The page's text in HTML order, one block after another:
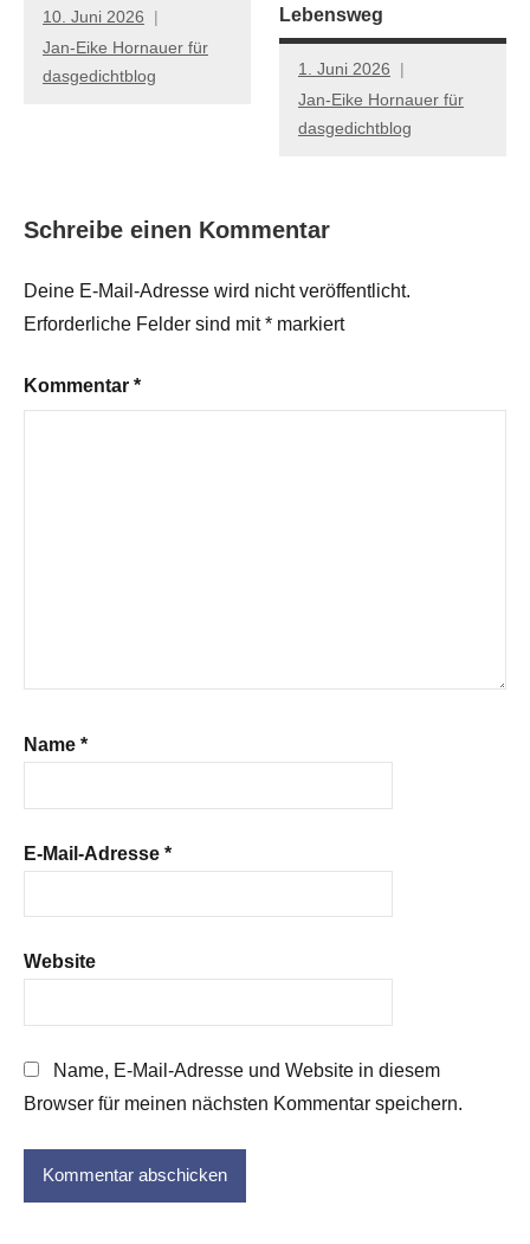
10. Juni 2026
Jan-Eike Hornauer für
dasgedichtblog
Lebensweg
1. Juni 2026
Jan-Eike Hornauer für
dasgedichtblog
Schreibe einen Kommentar
Deine E-Mail-Adresse wird nicht veröffentlicht.
Erforderliche Felder sind mit* markiert
Kommentar *
Name *
E-Mail-Adresse *
Website
Name, E-Mail-Adresse und Website in diesem
Browser für meinen nächsten Kommentar speichern.